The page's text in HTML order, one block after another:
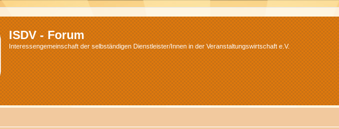
ISDV - Forum
Interessengemeinschaft der selbständigen Dienstleister/Innen in der Veranstaltungswirtschaft e.V.